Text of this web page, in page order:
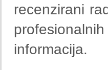
recenzirani
informacija.